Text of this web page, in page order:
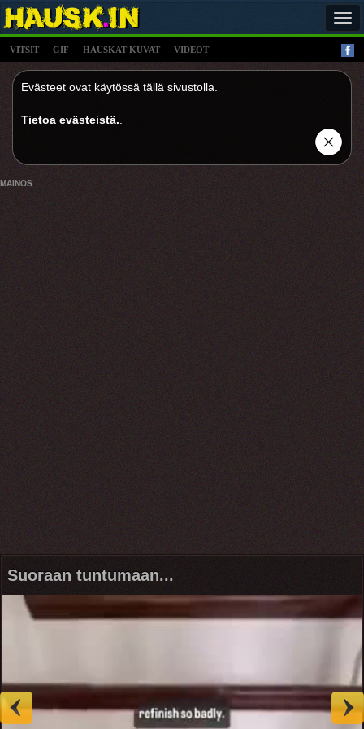
VITSIT GIF HAUSKAT KUVAT VIDEOT
Evästeet ovat käytössä tällä sivustolla.
Tietoa evästeistä.
MAINOS
Suoraan tuntumaan...